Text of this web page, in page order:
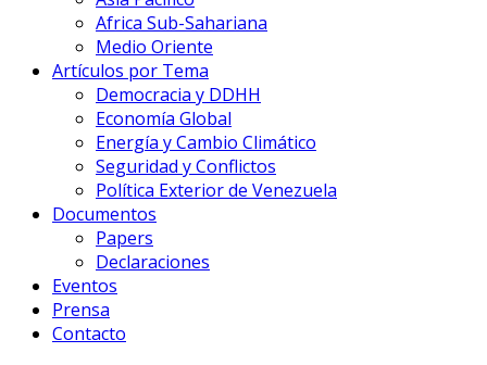
Africa Sub-Sahariana
Medio Oriente
Artículos por Tema
Democracia y DDHH
Economía Global
Energía y Cambio Climático
Seguridad y Conflictos
Política Exterior de Venezuela
Documentos
Papers
Declaraciones
Eventos
Prensa
Contacto